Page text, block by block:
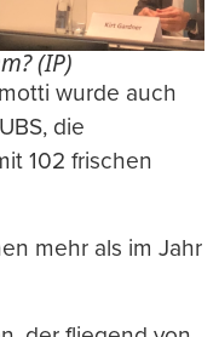
(IP)
wurde auch
die
102 frischen
mehr als im Jahr